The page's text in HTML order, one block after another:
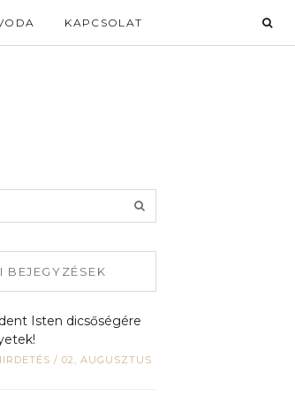
KAPCSOLAT
BEJEGYZÉSEK
Isten dicsőségére
/ 02, AUGUSZTUS